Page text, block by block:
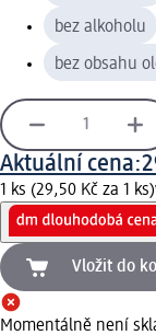
bez alkoholu
bez obsahu
Aktuální cena:
1 ks (29,50 Kč za 1 ks)
Vložit do
Momentálně není